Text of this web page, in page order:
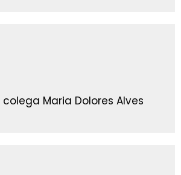
Maria Dolores Alves